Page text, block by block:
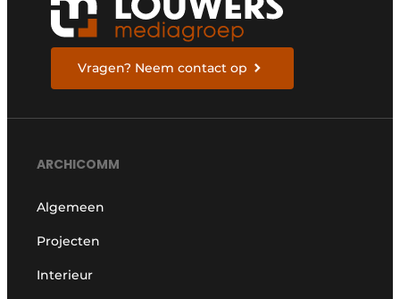
Vragen? Neem contact op
ARCHICOMM
Algemeen
Projecten
Interieur